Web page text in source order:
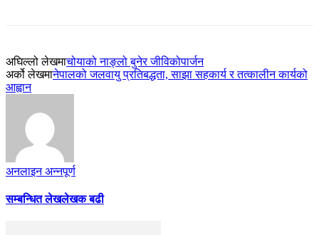
अघिल्लो लेखमाचोयाको नाङ्लो बुनेर जीविकोपार्जन
अर्को लेखमानेपालको जलवायु प्रतिबद्धता, साझा सहकार्य र तत्कालीन कार्यको
आह्वान
अनलाइन अन्नपूर्ण
सम्बन्धित लेखलेखक बढी